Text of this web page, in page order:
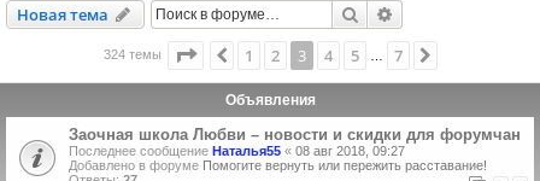
Новая тема
Новаятема Поиск
324 темы Страница3 из
Пред.
1 2 3 4 5 7
Объявления
Заочная школа Любви – новости и скидки для форумчан
Последнее сообщение Наталья55 « 08 авг 2018, 09:27
Добавлено в форуме Помогите вернуть или пережить расставание!